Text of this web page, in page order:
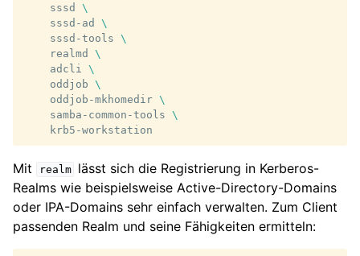
sssd
\
sssd-ad
\
sssd-tools \
realmd
\
adcli \
oddjob \
oddjob-mkhomedir \
samba-common-tools \
Mit realm
lässt sich die Registrierung in Kerberos-
Realms wie beispielsweise Active-Directory-Domains
oder IPA-Domains sehr einfach verwalten. Zum Client
passenden Realm und seine Fähigkeiten ermitteln: